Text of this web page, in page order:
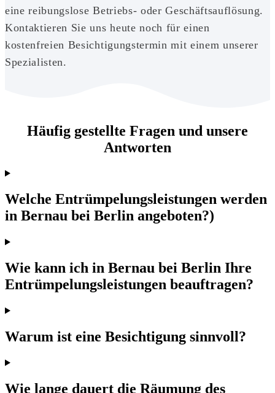
eine reibungslose Betriebs- oder Geschäftsauflösung.
Kontaktieren Sie uns heute noch für einen
kostenfreien Besichtigungstermin mit einem unserer
Spezialisten.
Häufig gestellte Fragen und unsere
Antworten
Welche Entrümpelungsleistungen werden
in Bernau bei Berlin angeboten?)
Wie kann ich in Bernau bei Berlin Ihre
Entrümpelungsleistungen beauftragen?
Warum ist eine Besichtigung sinnvoll?
Wie lange dauert die Räumung des